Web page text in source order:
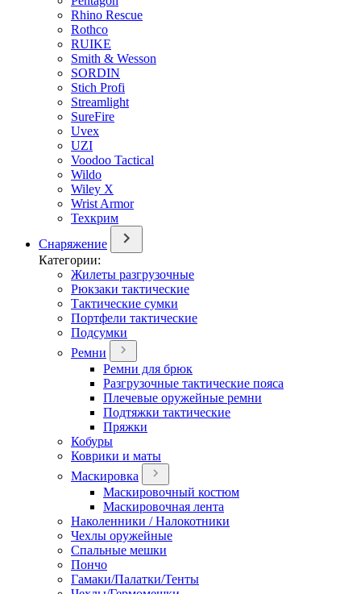
Rhino Rescue
Rothco
RUIKE
Smith & Wesson
SORDIN
Stich Profi
Streamlight
SureFire
Uvex
UZI
Voodoo Tactical
Wildo
Wiley X
Wrist Armor
Техкрим
Снаряжение
Категории:
Жилеты разгрузочные
Рюкзаки тактические
Тактические сумки
Портфели тактические
Подсумки
Ремни
Ремни для брюк
Разгрузочные тактические пояса
Плечевые оружейные ремни
Подтяжки тактические
Пряжки
Кобуры
Коврики и маты
Маскировка
Маскировочный костюм
Маскировочная лента
Наколенники / Налокотники
Чехлы оружейные
Спальные мешки
Пончо
Гамаки/Палатки/Тенты